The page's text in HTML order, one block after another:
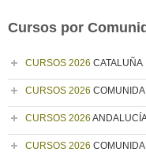
Cursos por
CURSOS 2026 CATALUÑA
CURSOS 2026
CURSOS 2026
CURSOS 2026